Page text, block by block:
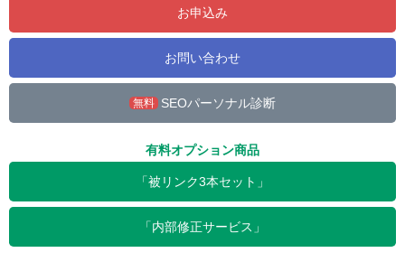
お申込み
お問い合わせ
無料 SEOパーソナル診断
有料オプション商品
「被リンク3本セット」
「内部修正サービス」